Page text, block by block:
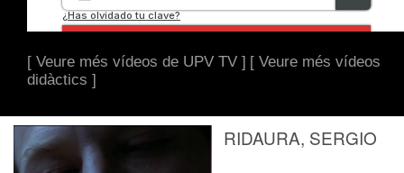
[ Veure més vídeos de UPV TV ] [ Veure més vídeos
didàctics ]
RIDAURA, SERGIO